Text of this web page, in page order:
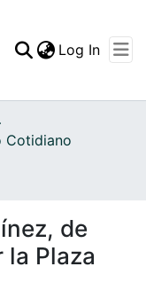
Log In
Cotidiano
de
la Plaza